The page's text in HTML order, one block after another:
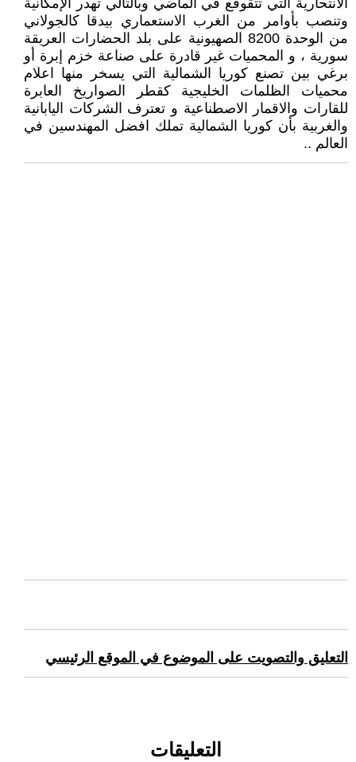
الانتحارية التي تتقوقع في الماضي وبالتالي تهدر الإمكانية
وتنصب بأوامر من الغرب الاستعماري بيدقا كالجولاني
من الوحدة 8200 الصهيونية على بلد الحضارات العريقة
سورية ، و المحميات غير قادرة على صناعة خزم إبرة أو
برغي بين تصنع كوريا الشمالية التي يسخر منها اعلام
محميات الظلمات الخليجية كقطر الصواريخ العابرة
للقارات والاقمار الاصطناعية و تعترف الشركات اليابانية
والغربية بأن كوريا الشمالية تملك افضل المهندسين في
العالم ..
التعليق والتصويت على الموضوع في الموقع الرئيسي
التعليقات